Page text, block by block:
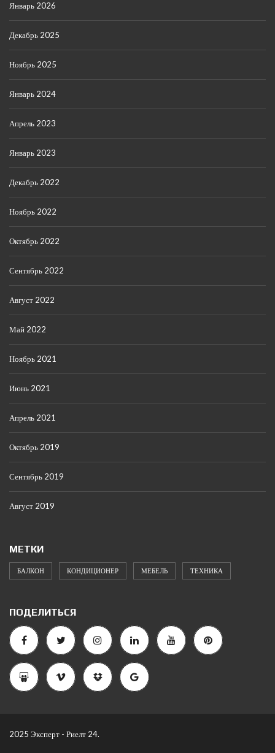
Январь 2026
Декабрь 2025
Ноябрь 2025
Январь 2024
Апрель 2023
Январь 2023
Декабрь 2022
Ноябрь 2022
Октябрь 2022
Сентябрь 2022
Август 2022
Май 2022
Ноябрь 2021
Июнь 2021
Апрель 2021
Октябрь 2019
Сентябрь 2019
Август 2019
МЕТКИ
БАЛКОН КОНДИЦИОНЕР МЕБЕЛЬ ТЕХНИКА
ПОДЕЛИТЬСЯ
2025 Эксперт - Риелт 24.